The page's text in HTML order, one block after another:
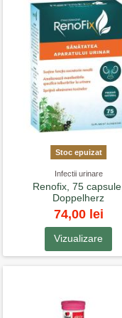
Stoc epuizat
Infectii urinare
Renofix, 75 capsule,
Doppelherz
74,00 lei
Vizualizare